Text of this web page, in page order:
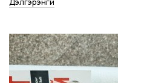
Дэлгэрэнгүй